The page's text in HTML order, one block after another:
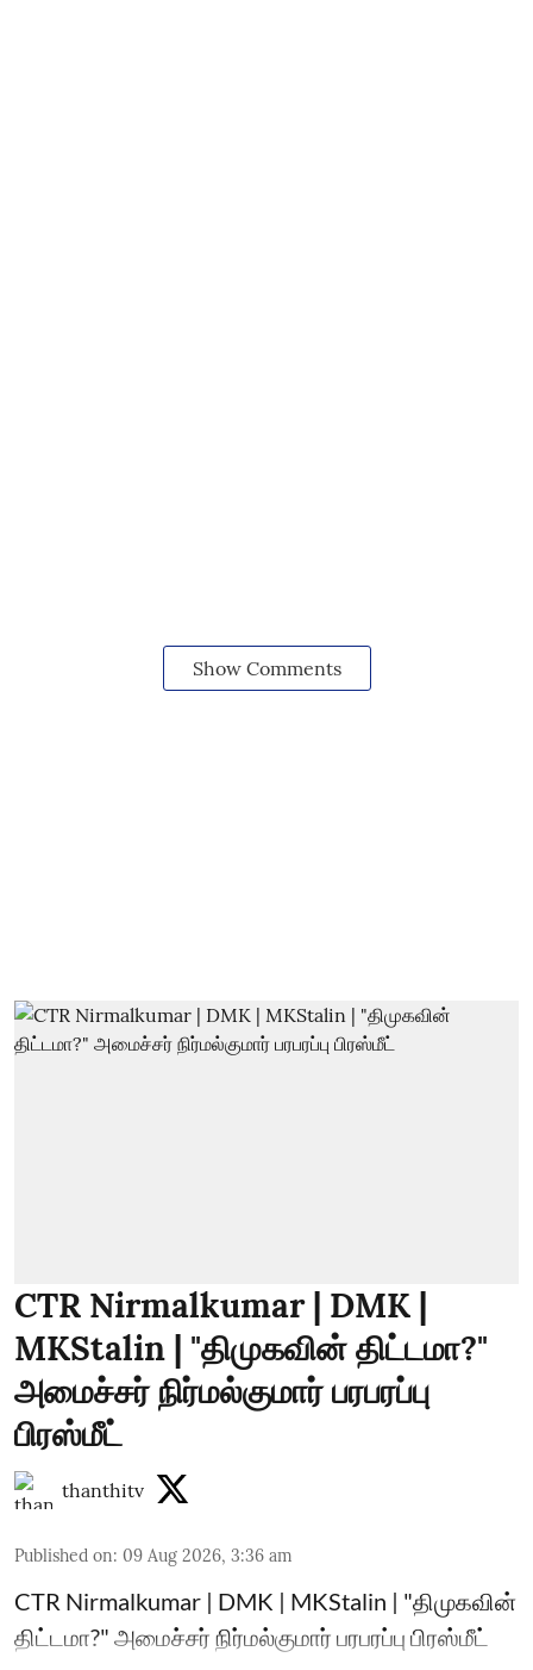
Show Comments
CTR Nirmalkumar | DMK |
MKStalin | "திமுகவின் திட்டமா?"
அமைச்சர் நிர்மல்குமார் பரபரப்பு
பிரஸ்மீட்
thanthitv
Published on: 09 Aug 2026, 3:36 am
CTR Nirmalkumar | DMK | MKStalin | "திமுகவின்
திட்டமா?" அமைச்சர் நிர்மல்குமார் பரபரப்பு பிரஸ்மீட்